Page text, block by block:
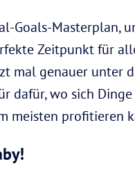
Goals-Masterplan,
Zeitpunkt für
mal genauer unter
dafür, wo sich
meisten profitieren